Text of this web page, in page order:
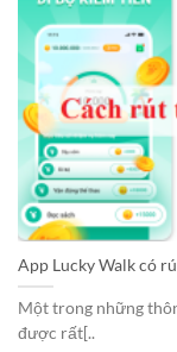
App Lucky Walk có
Một trong những
được rất[..